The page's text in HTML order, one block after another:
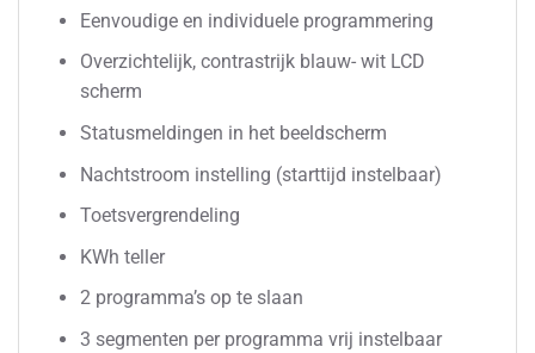
Eenvoudige en individuele programmering
Overzichtelijk, contrastrijk blauw- wit LCD
scherm
Statusmeldingen in het beeldscherm
Nachtstroom instelling (starttijd instelbaar)
Toetsvergrendeling
KWh teller
2 programma’s op te slaan
3 segmenten per programma vrij instelbaar